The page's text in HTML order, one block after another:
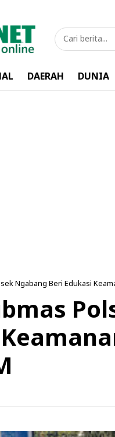
DAERAH DUNIA
Ngabang Beri Edukasi